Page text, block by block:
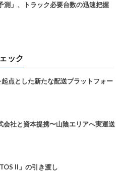
測」、トラック必要台数の迅速把握
ック
点とした新たな配送プラットフォー
社と資本提携〜山陰エリアへ実運送
II」の引き渡し